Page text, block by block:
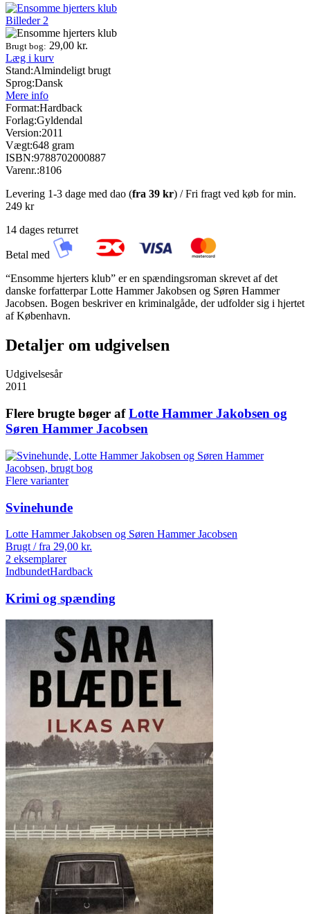
Billeder 2
Brugt bog: 29,00 kr.
Læg i kurv
Stand:Almindeligt brugt
Sprog:Dansk
Mere info
Format:Hardback
Forlag:Gyldendal
Version:2011
Vægt:648 gram
ISBN:9788702000887
Varenr.:8106
Levering 1-3 dage med dao (fra 39 kr) / Fri fragt ved køb for min.
249 kr
14 dages returret
Betal med
“Ensomme hjerters klub” er en spændingsroman skrevet af det
danske forfatterpar Lotte Hammer Jakobsen og Søren Hammer
Jacobsen. Bogen beskriver en kriminalgåde, der udfolder sig i hjertet
af København.
Detaljer om udgivelsen
Udgivelsesår
2011
Flere brugte bøger afLotte Hammer Jakobsen og
Søren Hammer Jacobsen
Flere varianter
Svinehunde
Lotte Hammer Jakobsen og Søren Hammer Jacobsen
Brugt / fra 29,00 kr.
2 eksemplarer
IndbundetHardback
Krimi og spænding